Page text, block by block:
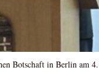
Botschaft in Berlin am